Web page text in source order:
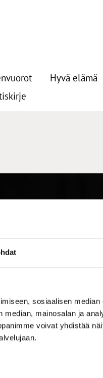
sosiaalisen
mainosalan ja
voivat yhdistää
Hyvä elämä
”Joulu ei ole
perheelle se on
Lahti tietää,